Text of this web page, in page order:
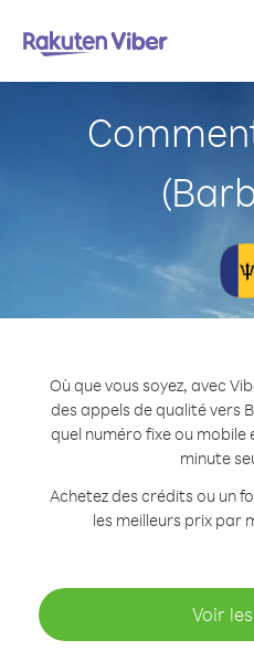
Où que vous soyez, avec
des appels de qualité vers
quel numéro fixe ou mobile
minute
Achetez des crédits ou un
les meilleurs prix par
Voir